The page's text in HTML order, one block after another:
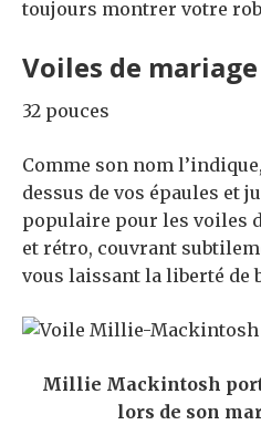
toujours montrer votre
Voiles de
32 pouces
Comme son nom
dessus de vos épaules et
populaire pour les voiles
et rétro, couvrant
vous laissant la liberté de
Millie Mackintosh
lors de son